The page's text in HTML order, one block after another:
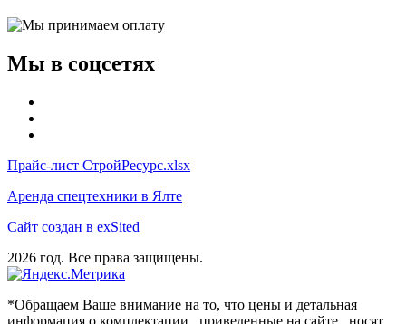
Мы в соцсетях
Прайс-лист СтройРесурс.xlsx
Аренда спецтехники в Ялте
Сайт создан в exSited
2026 год. Все права защищены.
*Обращаем Ваше внимание на то, что цены и детальная
информация о комплектации , приведенные на сайте , носят